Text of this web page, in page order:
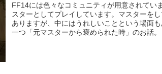
FF14には色々なコミュニティが用意されてい
スターとしてプレイしています。マスターを
ありますが、中にはうれしいことという場面
一つ「元マスターから褒められた時」のお話。